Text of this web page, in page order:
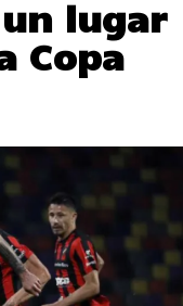
lugar
Copa